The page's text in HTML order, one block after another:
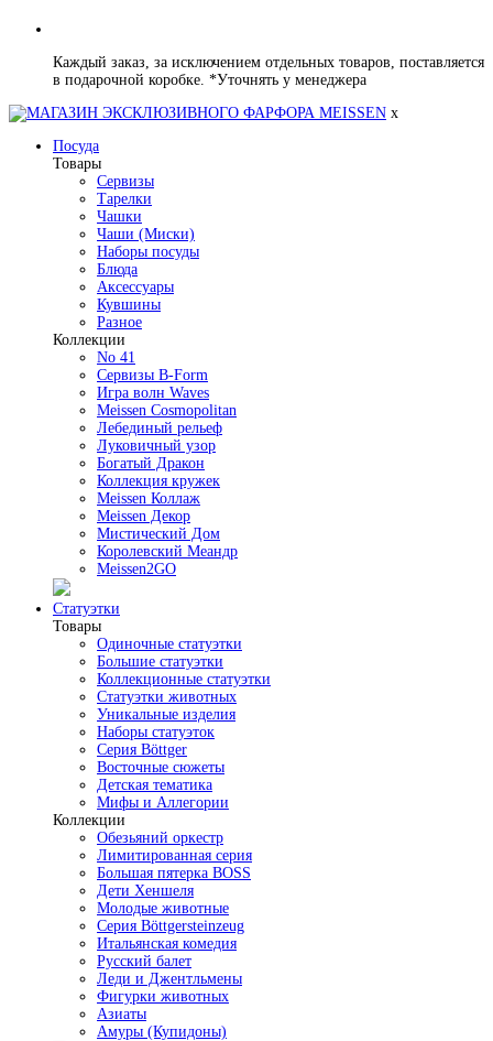
Каждый заказ, за исключением отдельных товаров, поставляется
в подарочной коробке. *Уточнять у менеджера
x
Посуда
Товары
Сервизы
Тарелки
Чашки
Чаши (Миски)
Наборы посуды
Блюда
Аксессуары
Кувшины
Разное
Коллекции
No 41
Сервизы B-Form
Игра волн Waves
Meissen Cosmopolitan
Лебединый рельеф
Луковичный узор
Богатый Дракон
Коллекция кружек
Meissen Коллаж
Meissen Декор
Мистический Дом
Королевский Меандр
Meissen2GO
Статуэтки
Товары
Одиночные статуэтки
Большие статуэтки
Коллекционные статуэтки
Статуэтки животных
Уникальные изделия
Наборы статуэток
Серия Böttger
Восточные сюжеты
Детская тематика
Мифы и Аллегории
Коллекции
Обезьяний оркестр
Лимитированная серия
Большая пятерка BOSS
Дети Хеншеля
Молодые животные
Серия Böttgersteinzeug
Итальянская комедия
Русский балет
Леди и Джентльмены
Фигурки животных
Азиаты
Амуры (Купидоны)